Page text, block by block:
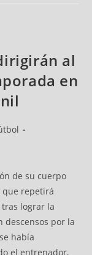
al
en
de su cuerpo
que repetirá
lograr la
descensos por la
había
el entrenador,